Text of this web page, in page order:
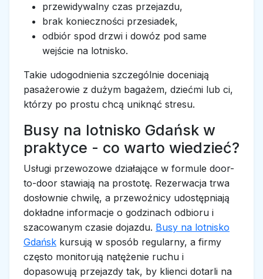
przewidywalny czas przejazdu,
brak konieczności przesiadek,
odbiór spod drzwi i dowóz pod same
wejście na lotnisko.
Takie udogodnienia szczególnie doceniają
pasażerowie z dużym bagażem, dziećmi lub ci,
którzy po prostu chcą uniknąć stresu.
Busy na lotnisko Gdańsk w
praktyce - co warto wiedzieć?
Usługi przewozowe działające w formule door-
to-door stawiają na prostotę. Rezerwacja trwa
dosłownie chwilę, a przewoźnicy udostępniają
dokładne informacje o godzinach odbioru i
szacowanym czasie dojazdu. Busy na lotnisko
Gdańsk kursują w sposób regularny, a firmy
często monitorują natężenie ruchu i
dopasowują przejazdy tak, by klienci dotarli na